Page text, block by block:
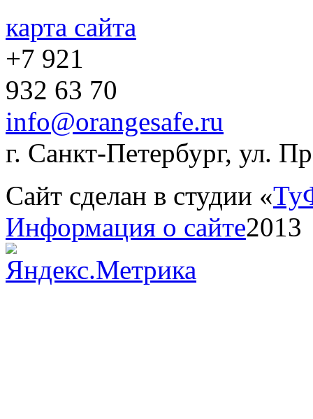
карта сайта
+7 921
932 63 70
info@orangesafe.ru
г. Санкт-Петербург, ул.
Сайт сделан в студии «
Информация о сайте2013